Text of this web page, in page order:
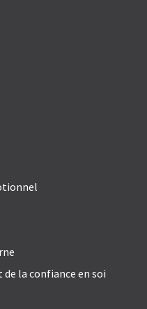
la confiance en soi